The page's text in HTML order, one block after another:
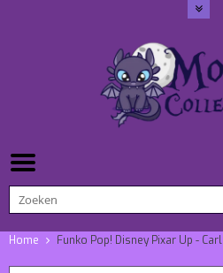
Home Funko Pop! Disney Pixar Up - Carl